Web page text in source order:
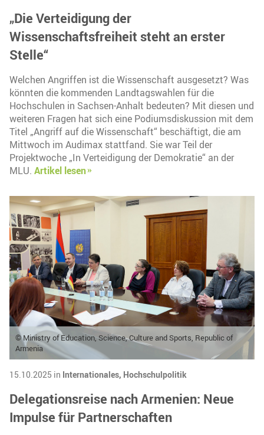
„Die Verteidigung der
Wissenschaftsfreiheit steht an erster
Stelle“
Welchen Angriffen ist die Wissenschaft ausgesetzt? Was
könnten die kommenden Landtagswahlen für die
Hochschulen in Sachsen-Anhalt bedeuten? Mit diesen und
weiteren Fragen hat sich eine Podiumsdiskussion mit dem
Titel „Angriff auf die Wissenschaft“ beschäftigt, die am
Mittwoch im Audimax stattfand. Sie war Teil der
Projektwoche „In Verteidigung der Demokratie“ an der
MLU. Artikel lesen
© Ministry of Education, Science, Culture and Sports, Republic of
Armenia
15.10.2025 in Internationales, Hochschulpolitik
Delegationsreise nach Armenien: Neue
Impulse für Partnerschaften